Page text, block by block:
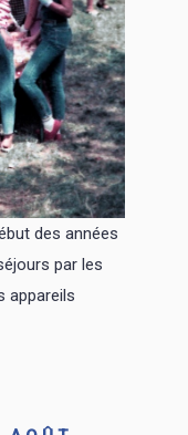
des années
par les
appareils